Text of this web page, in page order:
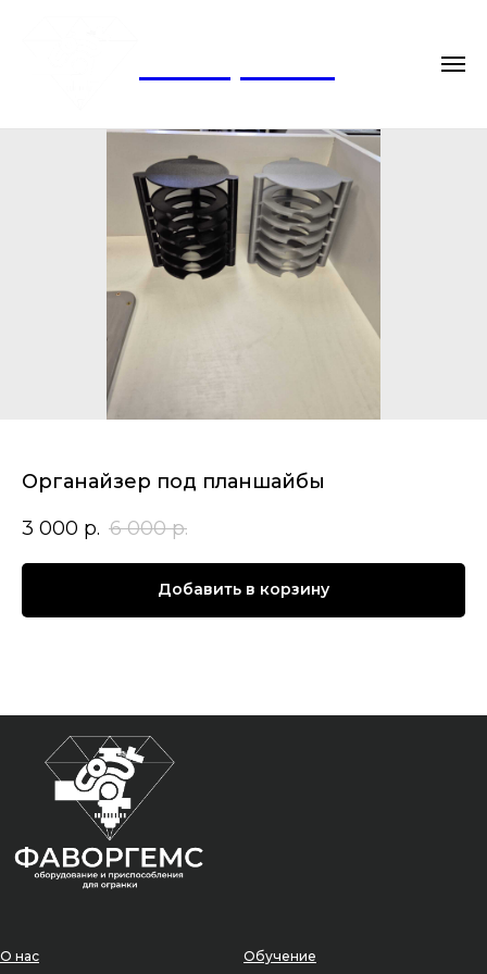
Органайзер под планшайбы
3 000 р. 6 000 р.
Добавить в корзину
О нас Обучение